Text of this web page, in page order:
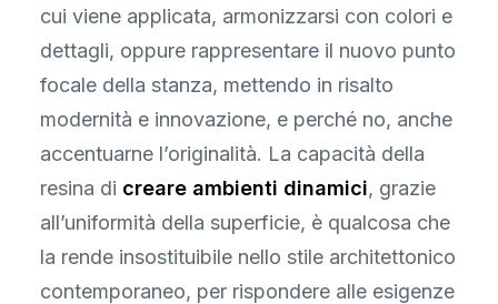
cui viene applicata, armonizzarsi con colori e
dettagli, oppure rappresentare il nuovo punto
focale della stanza, mettendo in risalto
modernità e innovazione, e perché no, anche
accentuarne l’originalità. La capacità della
resina di creare ambienti dinamici, grazie
all’uniformità della superficie, è qualcosa che
la rende insostituibile nello stile architettonico
contemporaneo, per rispondere alle esigenze